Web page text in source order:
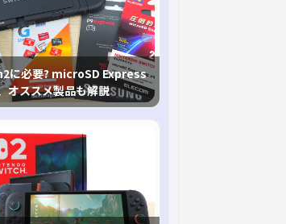
に必要? microSD Express
オススメ製品も解説